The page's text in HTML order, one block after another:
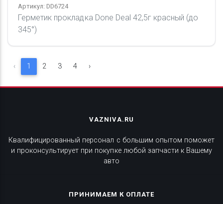
Артикул: DD6724
Герметик прокладка Done Deal 42,5г красный (до
345°)
‹ 1 2 3 4 ›
VAZNIVA.RU
Квалифицированный персонал с большим опытом поможет
и проконсультирует при покупке любой запчасти к Вашему
авто
ПРИНИМАЕМ К ОПЛАТЕ